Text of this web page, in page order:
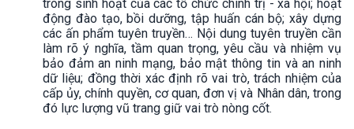
trong sinh hoạt của các tổ chức chính trị - xã hội; hoạt
động đào tạo, bồi dưỡng, tập huấn cán bộ; xây dựng
các ấn phẩm tuyên truyền… Nội dung tuyên truyền cần
làm rõ ý nghĩa, tầm quan trọng, yêu cầu và nhiệm vụ
bảo đảm an ninh mạng, bảo mật thông tin và an ninh
dữ liệu; đồng thời xác định rõ vai trò, trách nhiệm của
cấp ủy, chính quyền, cơ quan, đơn vị và Nhân dân, trong
đó lực lượng vũ trang giữ vai trò nòng cốt.